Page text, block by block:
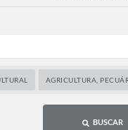
AGRICULTURA,
BUSCAR